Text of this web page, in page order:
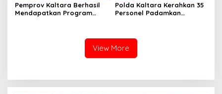
Pemprov Kaltara Berhasil
Mendapatkan Program
Polda Kaltara Kerahkan 35
Personel Padamkan
View More